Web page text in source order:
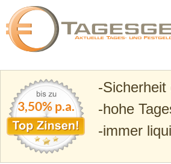
Tagesgeld.info –
3,50% p.a.
Sicherheit
hohe
immer